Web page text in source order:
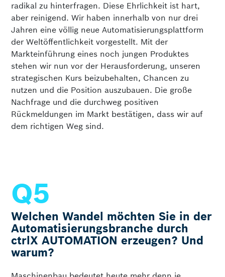
radikal zu hinterfragen. Diese Ehrlichkeit ist hart,
aber reini­gend. Wir haben innerhalb von nur drei
Jahren eine völlig neue Automatisie­rungsplattform
der Welt­öffentlichkeit vorgestellt. Mit der
Markteinführung eines noch jungen Produktes
stehen wir nun vor der Herausforderung, unseren
strategischen Kurs beizubehalten, Chancen zu
nutzen und die Position auszubauen. Die große
Nachfrage und die durchweg positiven
Rückmeldungen im Markt bestätigen, dass wir auf
dem richtigen Weg sind.
Welchen Wandel möchten Sie in der
Automatisierungsbranche durch
ctrlX AUTOMATION erzeugen? Und
warum?